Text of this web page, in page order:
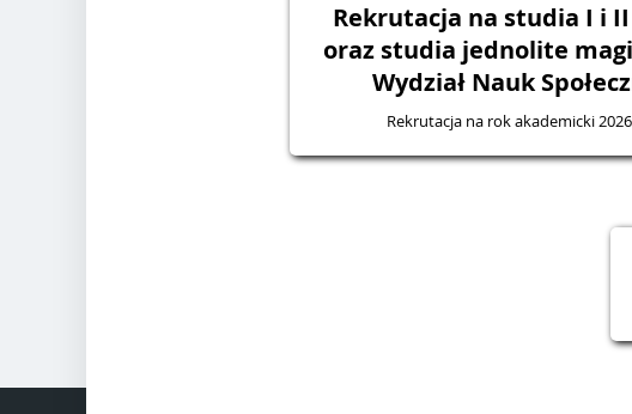
Rekrutacja na studia I i
oraz studia jednolite
Wydział Nauk
Rekrutacja na rok akademicki